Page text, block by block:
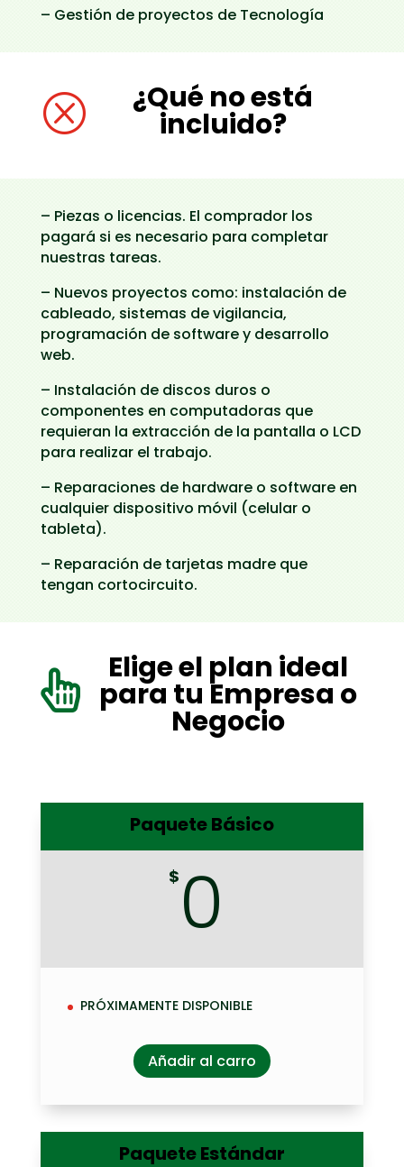
– Gestión de proyectos de Tecnología
Q ¿Qué no está
incluido?
– Piezas o licencias. El comprador los
pagará si es necesario para completar
nuestras tareas.
– Nuevos proyectos como: instalación de
cableado, sistemas de vigilancia,
programación de software y desarrollo
web.
– Instalación de discos duros o
componentes en computadoras que
requieran la extracción de la pantalla o LCD
para realizar el trabajo.
– Reparaciones de hardware o software en
cualquier dispositivo móvil (celular o
tableta).
– Reparación de tarjetas madre que
tengan cortocircuito.
 Elige el plan ideal
para tu Empresa o
Negocio
Paquete Básico
$ 0
PRÓXIMAMENTE DISPONIBLE
Añadir al carro
Paquete Estándar